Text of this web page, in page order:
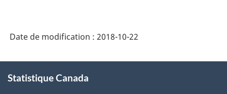
Date de modification : 2018-10-22
propos
Statistique Canada